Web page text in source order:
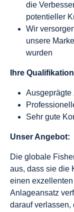
die
potentieller
Wir
unsere
wurden
Ihre
Ausgeprägte
Sehr gute
Unser Angebot:
Die globale
aus, dass sie die
einen
Anlageansatz
darauf verlassen,